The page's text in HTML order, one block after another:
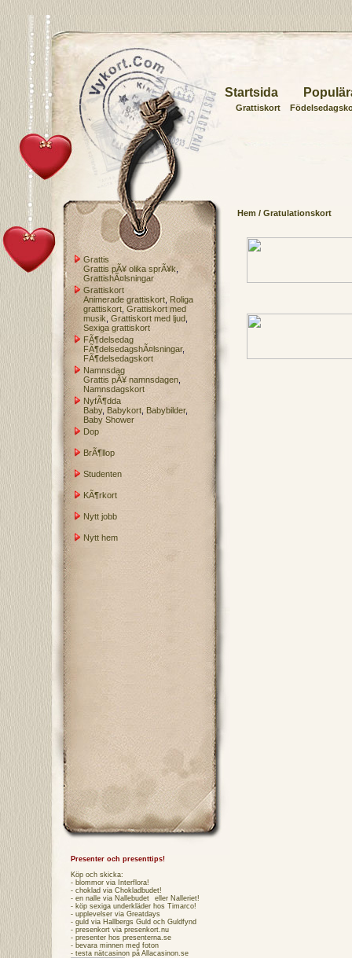
Startsida
Grattiskort
Hem / Gratulationskort
Grattis
Grattis pÃ¥ olika sprÃ¥k
GrattishÃ¤lsningar
Grattiskort
Animerade grattiskort Roliga
grattiskort Grattiskort med
musik Grattiskort med ljud
Sexiga grattiskort
FÃ¶delsedag
FÃ¶delsedagshÃ¤lsningar,
FÃ¶delsedagskort
Namnsdag
Grattis pÃ¥ namnsdagen
Namnsdagskort
NyfÃ¶dda
Baby, Babykort Babybilder,
Baby Shower
Dop
BrÃ¶llop
Studenten
KÃ¶rkort
Nytt jobb
Nytt hem
Presenter och presenttips!
Köp och skicka:
- blommor via Interflora!
- choklad via Chokladbudet!
- en nalle via Nallebudet eller Nalleriet!
- köp sexiga underkläder hos Timarco!
- upplevelser via Greatdays
- guld via Hallbergs Guld och Guldfynd
- presenkort via presenkort.nu
- presenter hos presenterna.se
- bevara minnen med foton
- testa nätcasinon på Allacasinon.se